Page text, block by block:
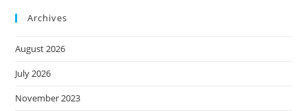
Archives
August 2026
July 2026
November 2023